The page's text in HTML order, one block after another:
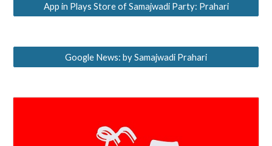
App in Plays Store of Samajwadi Party: Prahari
Google News: by Samajwadi Prahari